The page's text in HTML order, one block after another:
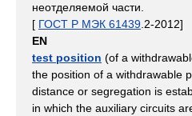
неотделяемой части.
[ ГОСТ Р МЭК 61439 .2-2012]
EN
test position (of a
the position of a withdrawable
distance or segregation is
in which the auxiliary circuits